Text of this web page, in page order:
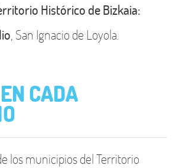
Histórico de Bizkaia:
, San Ignacio de Loyola.
CADA
los municipios del Territorio